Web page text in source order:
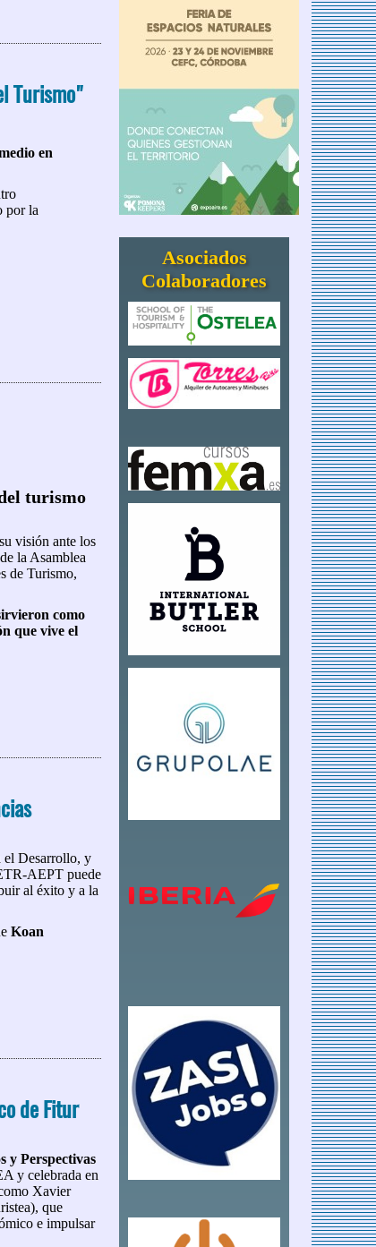
Turismo"
en
por la
turismo
visión ante los
la Asamblea
de Turismo,
como
que vive el
el Desarrollo, y
AEPT puede
al éxito y a la
Koan
de Fitur
y Perspectivas
y celebrada en
Xavier
que
e impulsar
Asociados
Colaboradores